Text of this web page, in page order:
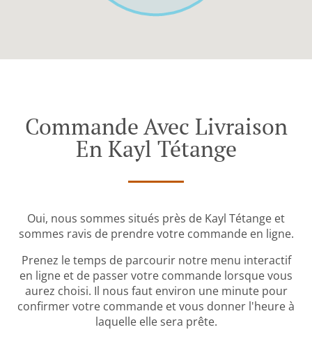
Commande Avec Livraison
En Kayl Tétange
Oui, nous sommes situés près de Kayl Tétange et
sommes ravis de prendre votre commande en ligne.
Prenez le temps de parcourir notre menu interactif
en ligne et de passer votre commande lorsque vous
aurez choisi. Il nous faut environ une minute pour
confirmer votre commande et vous donner l'heure à
laquelle elle sera prête.